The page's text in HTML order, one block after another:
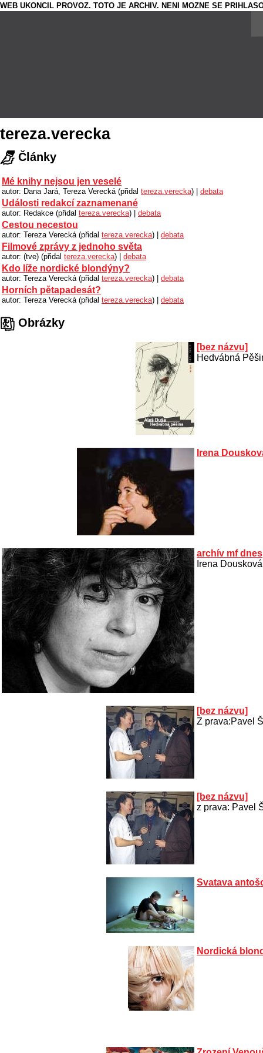
WEB UKONCIL PROVOZ. TOTO JE ARCHIV. NENI MOZNE SE
tereza.verecka
Články
Mé knihy nejsou jen veselé
autor: Dana Jará, Tereza Verecká (přidal tereza.verecka) | debata
Události redakcí zaznamenané
autor: Redakce (přidal tereza.verecka) | debata
Cestou necestou
autor: Tereza Verecká (přidal tereza.verecka) | debata
Filmové zprávy z jednoho světa
autor: (tve) (přidal tereza.verecka) | debata
Kdo líže nordické blondýny?
autor: Tereza Verecká (přidal tereza.verecka) | debata
Horních pětapadesát?
autor: Tereza Verecká (přidal tereza.verecka) | debata
Obrázky
[bez názvu]
Hedvábná
Irena
archív mf dnes
Irena Dousková
[bez názvu]
Z prava:Pavel
[bez názvu]
z prava: Pavel
Svatava
Nordická